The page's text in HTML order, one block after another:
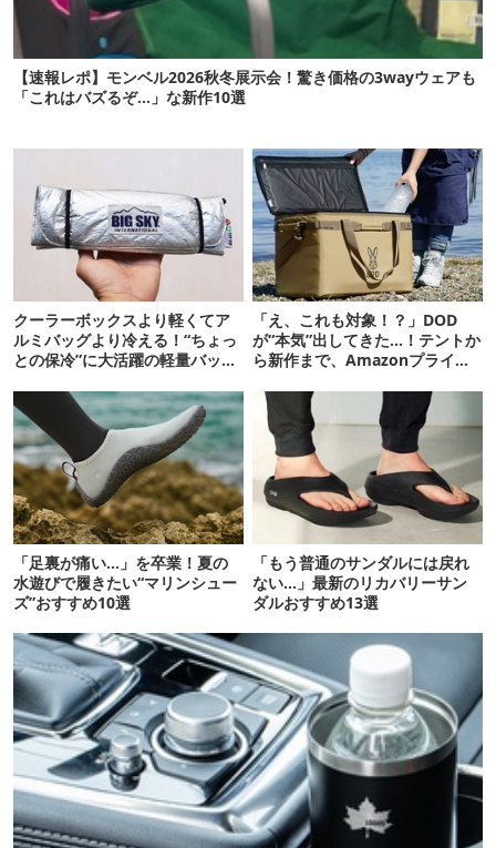
【速報レポ】モンベル2026秋冬展示会！驚き価格の3wayウェアも
「これはバズるぞ…」な新作10選
クーラーボックスより軽くてア
ルミバッグより冷える！“ちょっ
との保冷”に大活躍の軽量バッグ
「え、これも対象！？」DOD
が“本気”出してきた…！テントか
ら新作まで、Amazonプライム
「足裏が痛い…」を卒業！夏の
水遊びで履きたい“マリンシュー
ズ”おすすめ10選
「もう普通のサンダルには戻れ
ない…」最新のリカバリーサン
ダルおすすめ13選